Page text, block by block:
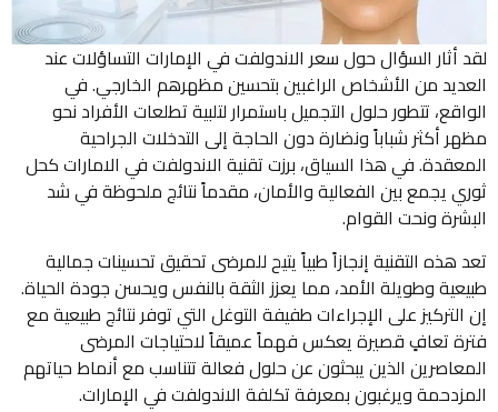
لقد أثار السؤال حول سعر الاندولفت في الإمارات التساؤلات عند
العديد من الأشخاص الراغبين بتحسين مظهرهم الخارجي. في
الواقع، تتطور حلول التجميل باستمرار لتلبية تطلعات الأفراد نحو
مظهر أكثر شباباً ونضارة دون الحاجة إلى التدخلات الجراحية
المعقدة. في هذا السياق، برزت تقنية الاندولفت في الامارات كحل
ثوري يجمع بين الفعالية والأمان، مقدماً نتائج ملحوظة في شد
البشرة ونحت القوام.
تعد هذه التقنية إنجازاً طبياً يتيح للمرضى تحقيق تحسينات جمالية
طبيعية وطويلة الأمد، مما يعزز الثقة بالنفس ويحسن جودة الحياة.
إن التركيز على الإجراءات طفيفة التوغل التي توفر نتائج طبيعية مع
فترة تعافٍ قصيرة يعكس فهماً عميقاً لاحتياجات المرضى
المعاصرين الذين يبحثون عن حلول فعالة تتناسب مع أنماط حياتهم
المزدحمة ويرغبون بمعرفة تكلفة الاندولفت في الإمارات.